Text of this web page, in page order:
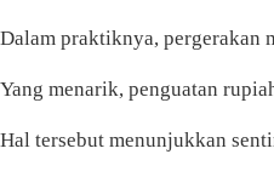
Dalam praktiknya, pergerakan
Yang menarik, penguatan
Hal tersebut menunjukkan